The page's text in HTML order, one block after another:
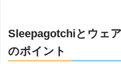
Sleepagotchiとウェ
のポイント